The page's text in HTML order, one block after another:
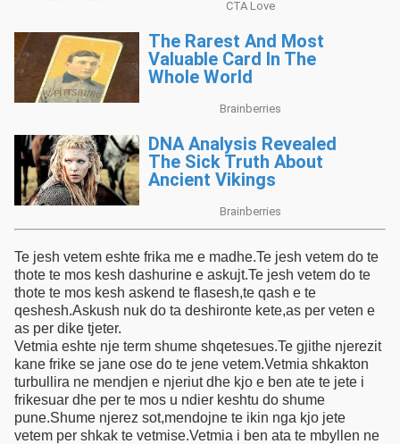
Te jesh vetem eshte frika me e madhe.Te jesh vetem do te
thote te mos kesh dashurine e askujt.Te jesh vetem do te
thote te mos kesh askend te flasesh,te qash e te
qeshesh.Askush nuk do ta deshironte kete,as per veten e
as per dike tjeter.
Vetmia eshte nje term shume shqetesues.Te gjithe njerezit
kane frike se jane ose do te jene vetem.Vetmia shkakton
turbullira ne mendjen e njeriut dhe kjo e ben ate te jete i
frikesuar dhe per te mos u ndier keshtu do shume
pune.Shume njerez sot,mendojne te ikin nga kjo jete
vetem per shkak te vetmise.Vetmia i ben ata te mbyllen ne